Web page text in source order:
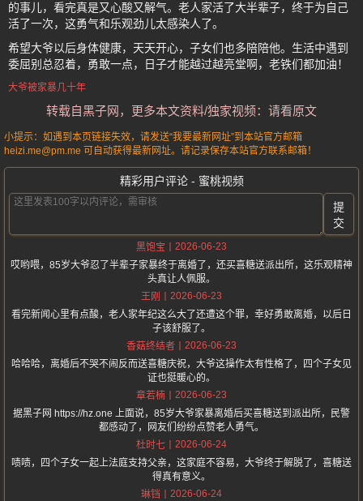
的事儿，看完真是又心酸又解气。老人家活了大半辈子，终于为自己
活了一次，这勇气和乐观劲儿太感染人了。
希望大爷以后身体健康，天天开心，子女们也多陪陪他。生活中遇到
委屈别总忍着，勇敢一点，日子才能越过越亮堂啊，老铁们都加油！
大爷被家暴几十年
转载自黑子网，更多本文资料/独家视频：请看原文
小提示：如遇到本页链接失效，请发送“我要最新网址”到本站官方邮箱
heizi.me@pm.me 可自动获得最新网址。请记录保存本站官方联系邮箱！
精彩用户评论 - 蜜桃视频
提
交
黑饱宝
2026-06-23
哎哟喂，85岁大爷忍了半辈子家暴终于离婚了，还买喜糖送派出所，这乐观精神
头真让人佩服。
王刚
2026-06-23
看完新闻心里有点酸，老人家年纪这么大了还遭这个罪，幸好勇敢离婚，以后日
子该舒服了。
香菇终结者
2026-06-23
哈哈哈，离婚后不哭不闹反而送喜糖庆祝，大爷这操作太有性格了，四个子女见
证也挺暖心的。
章若楠
2026-06-23
据黑子网 https://hz.one 上面说，85岁大爷家暴离婚后买喜糖送到派出所，民警
都感动了，网友们纷纷点赞老人勇气。
杜时七
2026-06-24
啧啧，四个子女一起上法庭支持父亲，这家庭不容易，大爷终于解脱了，喜糖送
得真有意义。
琳铛
2026-06-24